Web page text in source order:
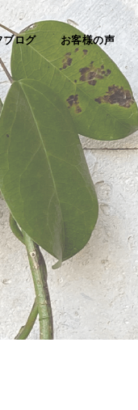
ブログ お客様の声